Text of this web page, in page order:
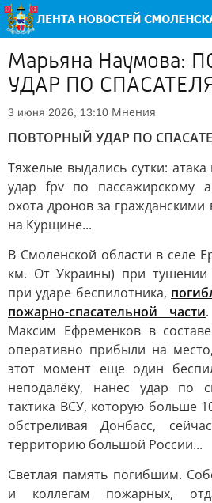
Марьяна Наумова:
УДАР ПО
3 июня 2026, 13:10 Мнения
ПОВТОРНЫЙ УДАР ПО
Тяжелые выдались сутки:
удар fpv по пассажирскому
охота дронов за гражданскими
на Курщине...
В Смоленской области в селе
км. От Украины) при тушении
при ударе беспилотника,
пожарно-спасательной части
Максим Ефременков в
оперативно прибыли на
этот момент еще один
неподалёку, нанес удар по
тактика ВСУ, которую больше
обстреливая Донбасс,
территорию большой России...
Светлая память погибшим.
и коллегам пожарных,